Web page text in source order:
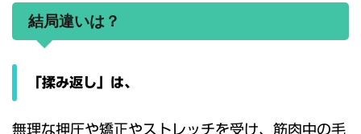
結局違いは？
「揉み返し」は、
無理な押圧や矯正やストレッチを受け、筋肉中の毛